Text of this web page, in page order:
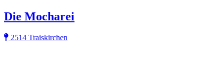
Die Mocharei
2514 Traiskirchen